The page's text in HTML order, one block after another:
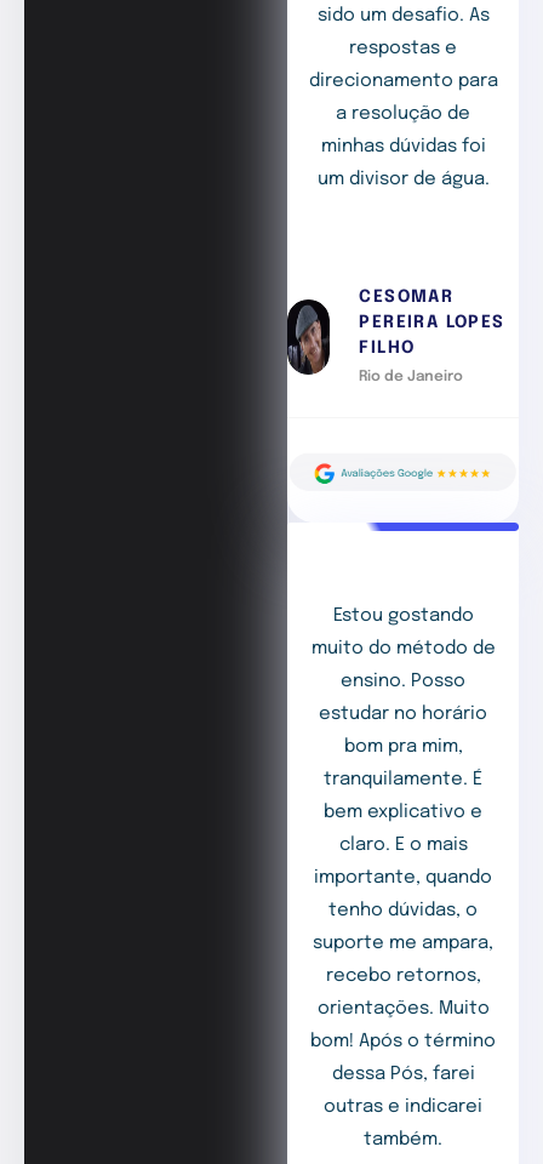
sido um desafio. As
respostas e
direcionamento para
a resolução de
minhas dúvidas foi
um divisor de água.
CESOMAR
PEREIRA LOPES
FILHO
Rio de Janeiro
Estou gostando
muito do método de
ensino. Posso
estudar no horário
bom pra mim,
tranquilamente. É
bem explicativo e
claro. E o mais
importante, quando
tenho dúvidas, o
suporte me ampara,
recebo retornos,
orientações. Muito
bom! Após o término
dessa Pós, farei
outras e indicarei
também.